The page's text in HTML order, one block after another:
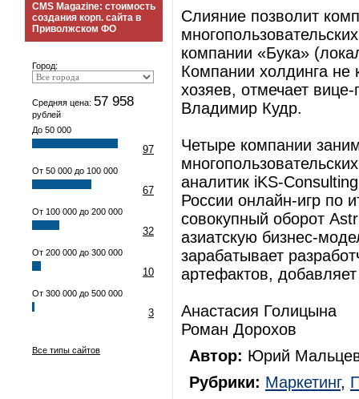
CMS Magazine: стоимость
создания корп. сайта в
Приволжском ФО
Город:
Средняя цена: 57 958
рублей
До 50 000
97
От 50 000 до 100 000
67
От 100 000 до 200 000
32
От 200 000 до 300 000
10
От 300 000 до 500 000
3
Все типы сайтов
Слияние позволит
компании «Бука»
Компании холдинга
хозяев, отмечает
Владимир Кудр.
Четыре компании
аналитик iKS-
России онлайн-игр по
совокупный оборот
азиатскую бизнес-
зарабатывает
артефактов,
Анастасия Голицына
Роман Дорохов
Автор: Юрий
Рубрики: Маркетинг,